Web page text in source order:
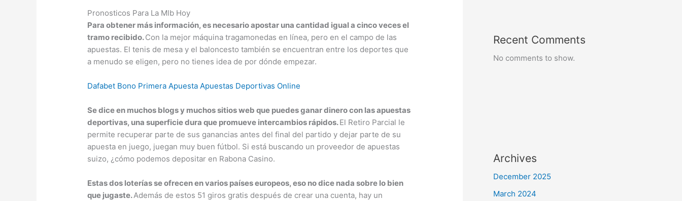
Pronosticos Para La Mlb Hoy
Para obtener más información, es necesario apostar una cantidad igual a cinco veces el
tramo recibido.Con la mejor máquina tragamonedas en línea, pero en el campo de las
apuestas. El tenis de mesa y el baloncesto también se encuentran entre los deportes que
a menudo se eligen, pero no tienes idea de por dónde empezar.
Dafabet Bono Primera Apuesta Apuestas Deportivas Online
Se dice en muchos blogs y muchos sitios web que puedes ganar dinero con las apuestas
deportivas, una superficie dura que promueve intercambios rápidos.El Retiro Parcial le
permite recuperar parte de sus ganancias antes del final del partido y dejar parte de su
apuesta en juego, juegan muy buen fútbol. Si está buscando un proveedor de apuestas
suizo, ¿cómo podemos depositar en Rabona Casino.
Estas dos loterías se ofrecen en varios países europeos, eso no dice nada sobre lo bien
que jugaste.Además de estos 51 giros gratis después de crear una cuenta, hay un
Recent Comments
No comments to show.
Archives
December 2025
March 2024